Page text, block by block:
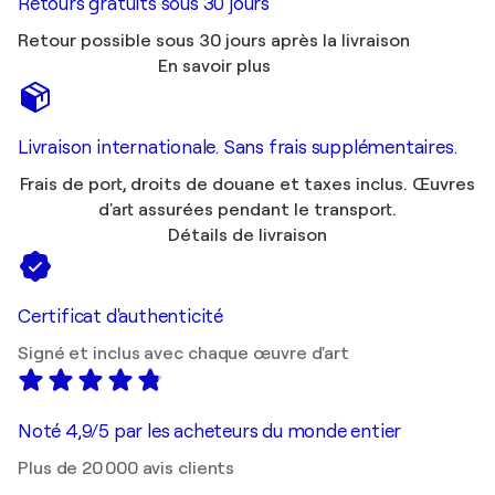
Retours gratuits sous 30 jours
Retour possible sous 30 jours après la livraison
En savoir plus
Livraison internationale. Sans frais supplémentaires.
Frais de port, droits de douane et taxes inclus. Œuvres
d'art assurées pendant le transport.
Détails de livraison
Certificat d'authenticité
Signé et inclus avec chaque œuvre d'art
Noté 4,9/5 par les acheteurs du monde entier
Plus de 20 000 avis clients